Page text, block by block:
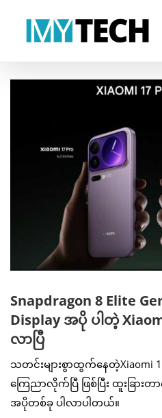
Snapdragon 8 Elite
Display အပို ပါတဲ့
လာပြီ
သတင်းများစွာထွက်နေတဲ့Xiaomi
ကြေညာလိုက်ပြီ ဖြစ်ပြီး ထူးခြာ
အပိုတစ်ခု ပါလာပါတယ်။